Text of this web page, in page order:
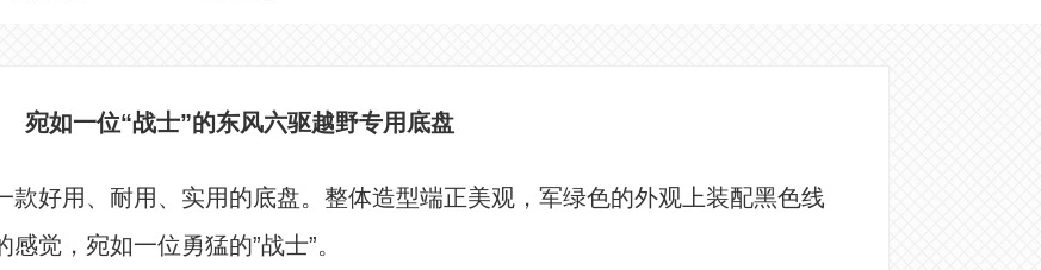
宛如一位“战士”的东风六驱越野专用底盘
款好用、耐用、实用的底盘。整体造型端正美观，军绿色的外观上装配黑色线
觉，宛如一位勇猛的”战士”。